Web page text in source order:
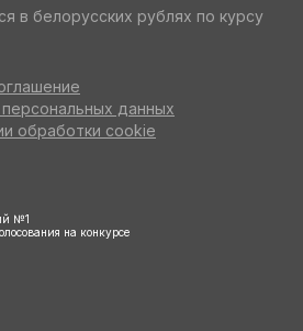
в белорусских рублях по курсу
данных
обработки cookie
№1
на конкурсе